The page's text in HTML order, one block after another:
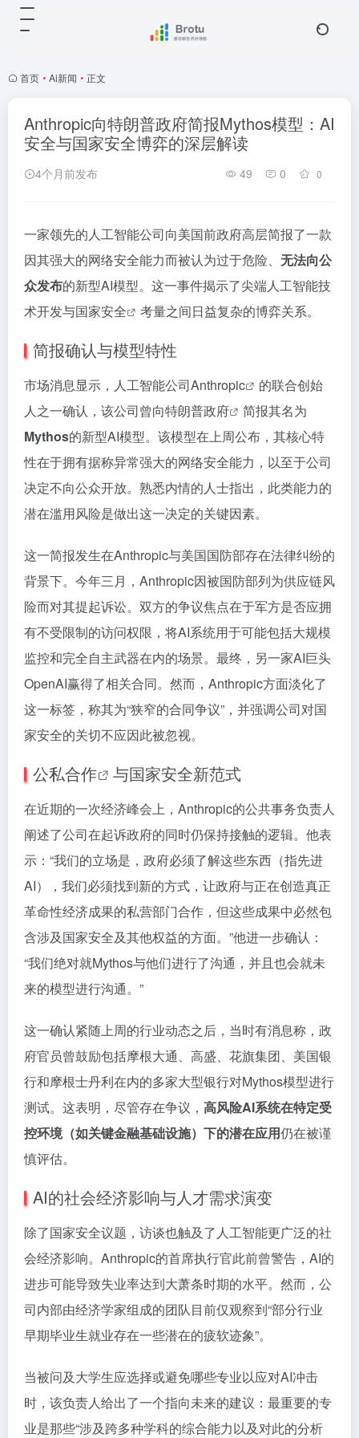
首页 • Ai新闻 • 正文
Anthropic向特朗普政府简报Mythos模型：AI
安全与国家安全博弈的深层解读
4个月前发布 49 0 0
一家领先的人工智能公司向美国前政府高层简报了一款
因其强大的网络安全能力而被认为过于危险、 无法向公
众发布的新型AI模型。这一事件揭示了尖端人工智能技
术开发与国家安全 考量之间日益复杂的博弈关系。
简报确认与模型特性
市场消息显示，人工智能公司Anthropic
的联合创始
人之一确认，该公司曾向特朗普政府
简报其名为
Mythos的新型AI模型。该模型在上周公布，其核心特
性在于拥有据称异常强大的网络安全能力，以至于公司
决定不向公众开放。熟悉内情的人士指出，此类能力的
潜在滥用风险是做出这一决定的关键因素。
这一简报发生在Anthropic与美国国防部存在法律纠纷的
背景下。今年三月，Anthropic因被国防部列为供应链风
险而对其提起诉讼。双方的争议焦点在于军方是否应拥
有不受限制的访问权限，将AI系统用于可能包括大规模
监控和完全自主武器在内的场景。最终，另一家AI巨头
OpenAI赢得了相关合同。然而，Anthropic方面淡化了
这一标签，称其为“狭窄的合同争议”，并强调公司对国
家安全的关切不应因此被忽视。
公私合作 与国家安全新范式
在近期的一次经济峰会上，Anthropic的公共事务负责人
阐述了公司在起诉政府的同时仍保持接触的逻辑。他表
示：“我们的立场是，政府必须了解这些东西（指先进
AI），我们必须找到新的方式，让政府与正在创造真正
革命性经济成果的私营部门合作，但这些成果中必然包
含涉及国家安全及其他权益的方面。”他进一步确认：
“我们绝对就Mythos与他们进行了沟通，并且也会就未
来的模型进行沟通。”
这一确认紧随上周的行业动态之后，当时有消息称，政
府官员曾鼓励包括摩根大通、高盛、花旗集团、美国银
行和摩根士丹利在内的多家大型银行对Mythos模型进行
测试。这表明，尽管存在争议， 高风险AI系统在特定受
控环境（如关键金融基础设施）下的潜在应用仍在被谨
慎评估。
AI的社会经济影响与人才需求演变
除了国家安全议题，访谈也触及了人工智能更广泛的社
会经济影响。Anthropic的首席执行官此前曾警告，AI的
进步可能导致失业率达到大萧条时期的水平。然而，公
司内部由经济学家组成的团队目前仅观察到“部分行业
早期毕业生就业存在一些潜在的疲软迹象”。
当被问及大学生应选择或避免哪些专业以应对AI冲击
时，该负责人给出了一个指向未来的建议：最重要的专
业是那些“涉及跨多种学科的综合能力以及对此的分析